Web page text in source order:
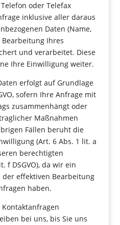
oder Telefax
inklusive aller daraus
Daten (Name,
Ihres
und verarbeitet. Diese
Ihre Einwilligung weiter.
erfolgt auf Grundlage
sofern Ihre Anfrage mit
zusammenhängt oder
Maßnahmen
Fällen beruht die
(Art. 6 Abs. 1 lit. a
berechtigten
f DSGVO), da wir ein
effektiven Bearbeitung
haben.
bei uns, bis Sie uns